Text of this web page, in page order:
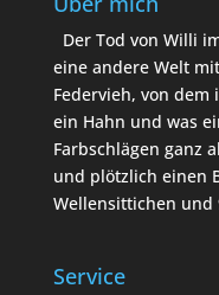
Der Tod von Willi
eine andere Welt
Federvieh, von
ein Hahn und was
Farbschlägen ganz
und plötzlich einen
Wellensittichen und
Service